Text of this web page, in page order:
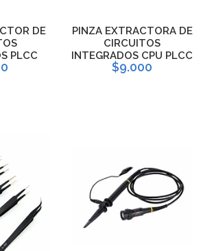
DE
PLCC
PINZA EXTRACTORA DE
CIRCUITOS
INTEGRADOS CPU PLCC
$9.000